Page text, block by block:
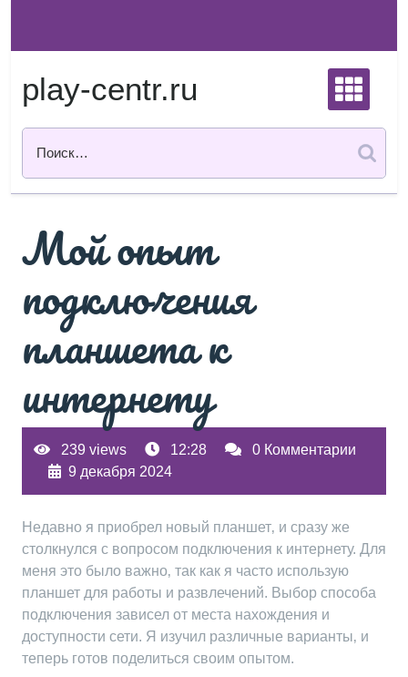
содержимому
play-centr.ru
Мой опыт
подключения
планшета к
интернету
239 views 12:28
0 Комментарии
9 декабря 2024
Недавно я приобрел новый планшет‚ и сразу же
столкнулся с вопросом подключения к интернету. Для
меня это было важно‚ так как я часто использую
планшет для работы и развлечений. Выбор способа
подключения зависел от места нахождения и
доступности сети. Я изучил различные варианты‚ и
теперь готов поделиться своим опытом.